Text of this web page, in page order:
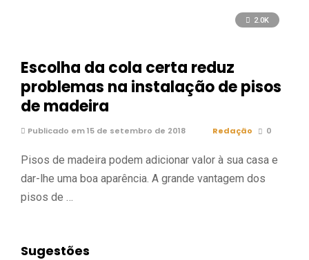
2.0K
Escolha da cola certa reduz
problemas na instalação de pisos
de madeira
Publicado em 15 de setembro de 2018 Redação 0
Pisos de madeira podem adicionar valor à sua casa e
dar-lhe uma boa aparência. A grande vantagem dos
pisos de …
Sugestões